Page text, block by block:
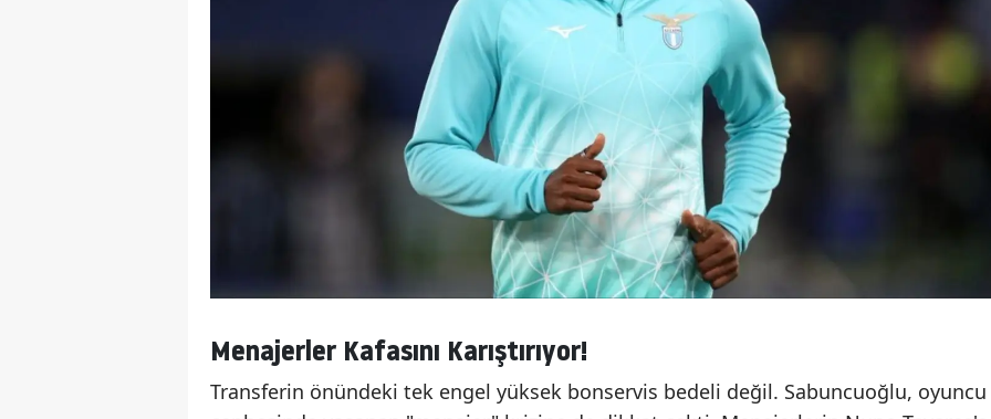
Menajerler Kafasını Karıştırıyor!
Transferin önündeki tek engel yüksek bonservis bedeli değil. Sabuncuoğlu, oyuncu